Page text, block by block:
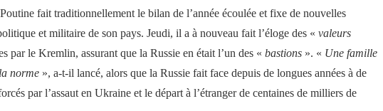
fait traditionnellement le bilan de l’année écoulée et fixe de nouvelles
et militaire de son pays. Jeudi, il a à nouveau fait l’éloge des « valeurs
par le Kremlin, assurant que la Russie en était l’un des « bastions ». « Une famille
norme », a-t-il lancé, alors que la Russie fait face depuis de longues années à de
par l’assaut en Ukraine et le départ à l’étranger de centaines de milliers de